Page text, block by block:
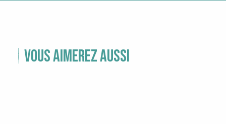
Vous aimerez aussi